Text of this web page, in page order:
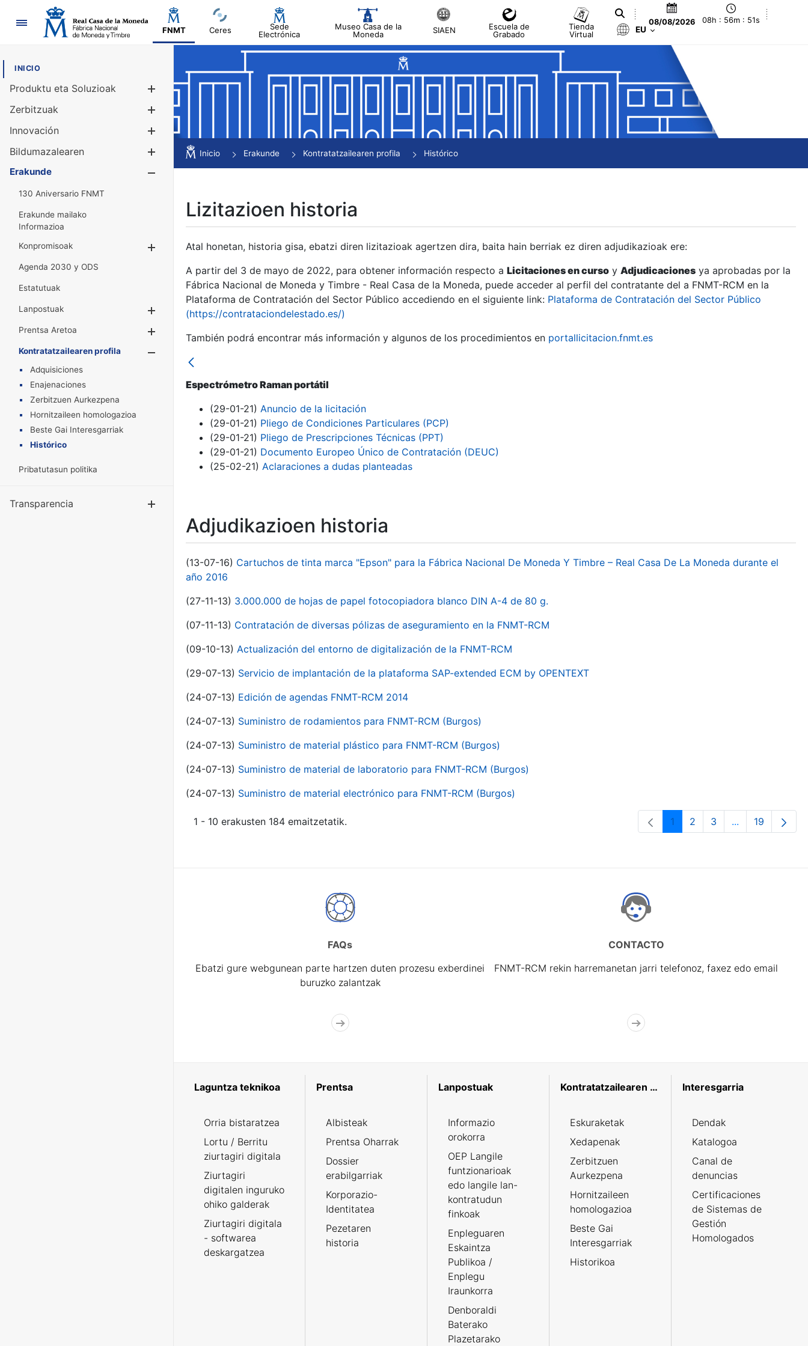
Nabigazioa
FNMT Ceres
Sede
Electrónica
Museo Casa de la
Moneda
SIAEN
Escuela de
Grabado
Tienda
Virtual
08/08/2026 08h : 56m : 51s
EU
INICIO
Produktu eta Soluzioak
Erakutsi/Ezkutatu
Zerbitzuak
Innovación
Bildumazalearen
Erakutsi/Ezkutatu
Erakunde
130 Aniversario FNMT
Erakunde mailako
Informazioa
Konpromisoak
Erakutsi/Ezkutatu
Agenda 2030 y ODS
Estatutuak
Lanpostuak
Erakutsi/Ezkutatu
Prentsa Aretoa
Erakutsi/Ezkutatu
Kontratatzailearen profila
Adquisiciones
Enajenaciones
Zerbitzuen Aurkezpena
Hornitzaileen homologazioa
Beste Gai Interesgarriak
Histórico
Pribatutasun politika
Transparencia
Inicio Erakunde Kontratatzailearen profila Histórico
Lizitazioen historia
Atal honetan, historia gisa, ebatzi diren lizitazioak agertzen dira, baita hain berriak ez diren adjudikazioak ere:
A partir del 3 de mayo de 2022, para obtener información respecto a Licitaciones en curso y Adjudicaciones ya aprobadas por la
Fábrica Nacional de Moneda y Timbre - Real Casa de la Moneda, puede acceder al perfil del contratante del a FNMT-RCM en la
Plataforma de Contratación del Sector Público accediendo en el siguiente link: Plataforma de Contratación del Sector Público
(https://contrataciondelestado.es/)
También podrá encontrar más información y algunos de los procedimientos en portallicitacion.fnmt.es
Espectrómetro Raman portátil
(29-01-21) Anuncio de la licitación
(29-01-21) Pliego de Condiciones Particulares (PCP)
(29-01-21) Pliego de Prescripciones Técnicas (PPT)
(29-01-21) Documento Europeo Único de Contratación (DEUC)
(25-02-21) Aclaraciones a dudas planteadas
Adjudikazioen historia
(13-07-16) Cartuchos de tinta marca "Epson" para la Fábrica Nacional De Moneda Y Timbre – Real Casa De La Moneda durante el
año 2016
(27-11-13) 3.000.000 de hojas de papel fotocopiadora blanco DIN A-4 de 80 g.
(07-11-13) Contratación de diversas pólizas de aseguramiento en la FNMT-RCM
(09-10-13) Actualización del entorno de digitalización de la FNMT-RCM
(29-07-13) Servicio de implantación de la plataforma SAP-extended ECM by OPENTEXT
(24-07-13) Edición de agendas FNMT-RCM 2014
(24-07-13) Suministro de rodamientos para FNMT-RCM (Burgos)
(24-07-13) Suministro de material plástico para FNMT-RCM (Burgos)
(24-07-13) Suministro de material de laboratorio para FNMT-RCM (Burgos)
(24-07-13) Suministro de material electrónico para FNMT-RCM (Burgos)
1 - 10 erakusten 184 emaitzetatik. Orrialdea
1 Orrialdea
2 Orrialdea
3 ...Intermediate
Orrialdea
19
FAQs
Ebatzi gure webgunean parte hartzen duten prozesu exberdinei
buruzko zalantzak
CONTACTO
FNMT-RCM rekin harremanetan jarri telefonoz, faxez edo email
Laguntza teknikoa
Orria bistaratzea
Lortu / Berritu
ziurtagiri digitala
Ziurtagiri
digitalen inguruko
ohiko galderak
Ziurtagiri digitala
- softwarea
deskargatzea
Prentsa
Albisteak
Prentsa Oharrak
Dossier
erabilgarriak
Korporazio-
Identitatea
Pezetaren
historia
Lanpostuak
Informazio
orokorra
OEP Langile
funtzionarioak
edo langile lan-
kontratudun
finkoak
Enpleguaren
Eskaintza
Publikoa /
Enplegu
Iraunkorra
Denboraldi
Baterako
Plazetarako
Kontratatzailearen profila
Eskuraketak
Xedapenak
Zerbitzuen
Aurkezpena
Hornitzaileen
homologazioa
Beste Gai
Interesgarriak
Historikoa
Interesgarria
Dendak
Katalogoa
Canal de
denuncias
Certificaciones
de Sistemas de
Gestión
Homologados